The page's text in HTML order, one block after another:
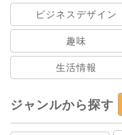
ビジネスデザイン
趣味
生活情報
ジャンルから探す